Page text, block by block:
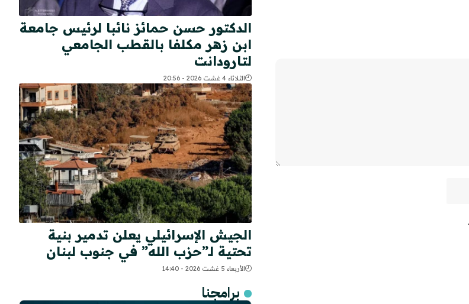
الدكتور حسن حمائز نائبا لرئيس جامعة
ابن زهر مكلفا بالقطب الجامعي
لتارودانت
الثلاثاء 4 غشت 2026 - 20:56
الجيش الإسرائيلي يعلن تدمير بنية
تحتية لـ”حزب الله” في جنوب لبنان
الأربعاء 5 غشت 2026 - 14:40
برامجنا